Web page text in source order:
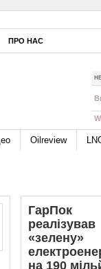
ПРО НАС
Oilreview
ГарПок
реалізував
«зелену»
на 190